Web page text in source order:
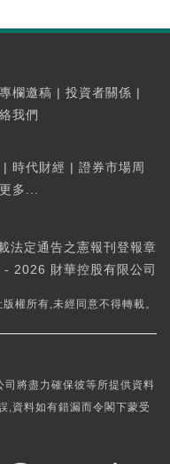
專欄邀稿 | 投資者關係 |
我們
| 時代財經 | 證券市場周
更多...
法定通告之憲報刊登報章
2026 財華控股有限公司
權所有,未經同意不得轉載。
將盡力確保彼等所提供資料
,資料如有錯漏而令閣下蒙受